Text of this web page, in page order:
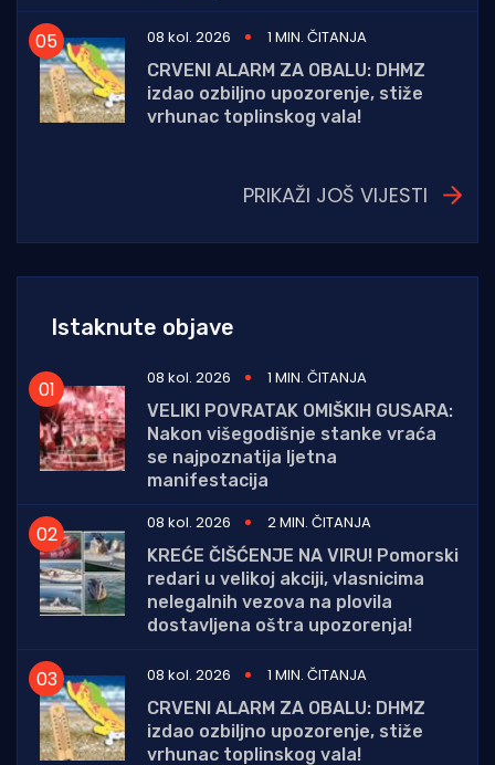
08 kol. 2026
1 MIN. ČITANJA
CRVENI ALARM ZA OBALU: DHMZ
izdao ozbiljno upozorenje, stiže
vrhunac toplinskog vala!
PRIKAŽI JOŠ VIJESTI
Istaknute objave
08 kol. 2026
1 MIN. ČITANJA
VELIKI POVRATAK OMIŠKIH GUSARA:
Nakon višegodišnje stanke vraća
se najpoznatija ljetna
manifestacija
08 kol. 2026
2 MIN. ČITANJA
KREĆE ČIŠĆENJE NA VIRU! Pomorski
redari u velikoj akciji, vlasnicima
nelegalnih vezova na plovila
dostavljena oštra upozorenja!
08 kol. 2026
1 MIN. ČITANJA
CRVENI ALARM ZA OBALU: DHMZ
izdao ozbiljno upozorenje, stiže
vrhunac toplinskog vala!